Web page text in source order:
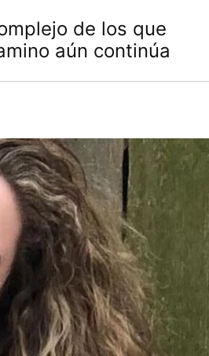
de los que
aún continúa